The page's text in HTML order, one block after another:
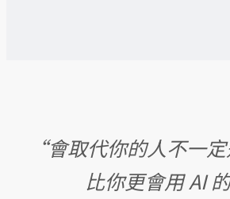
“會取代你的人不一
比你更會用 AI